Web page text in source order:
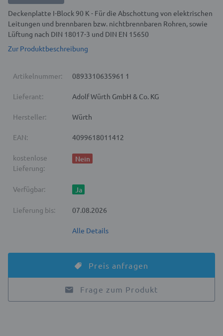
Deckenplatte I-Block 90 K - Für die Abschottung von elektrischen
Leitungen und brennbaren bzw. nichtbrennbaren Rohren, sowie
Lüftung nach DIN 18017-3 und DIN EN 15650
Zur Produktbeschreibung
Artikelnummer: 0893310635961 1
Lieferant: Adolf Würth GmbH & Co. KG
Hersteller: Würth
EAN: 4099618011412
kostenlose
Lieferung:
Nein
Verfügbar: Ja
Lieferung bis: 07.08.2026
Alle Details
Preis anfragen
Frage zum Produkt